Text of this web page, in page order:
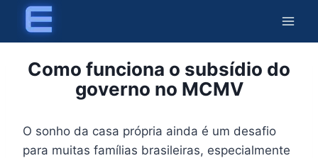
content
Como funciona o subsídio do
governo no MCMV
O sonho da casa própria ainda é um desafio
para muitas famílias brasileiras, especialmente